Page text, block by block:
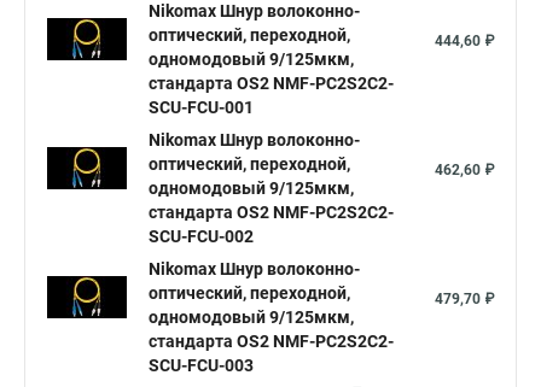
Nikomax Шнур волоконно-
оптический, переходной,
одномодовый 9/125мкм,
стандарта OS2 NMF-PC2S2C2-
SCU-FCU-001
444,60 ₽
Nikomax Шнур волоконно-
оптический, переходной,
одномодовый 9/125мкм,
стандарта OS2 NMF-PC2S2C2-
SCU-FCU-002
462,60 ₽
Nikomax Шнур волоконно-
оптический, переходной,
одномодовый 9/125мкм,
стандарта OS2 NMF-PC2S2C2-
SCU-FCU-003
479,70 ₽